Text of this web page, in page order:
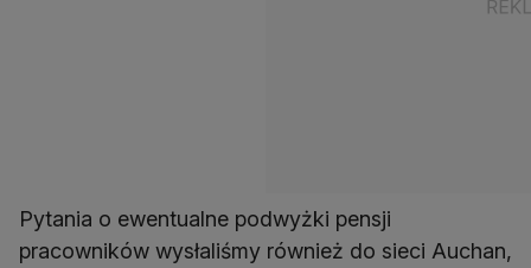
Pytania o ewentualne podwyżki pensji
pracowników wysłaliśmy również do sieci Auchan,